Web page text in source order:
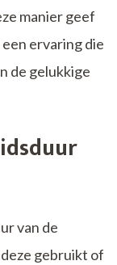
manier geef
ervaring die
de gelukkige
van de
gebruikt of